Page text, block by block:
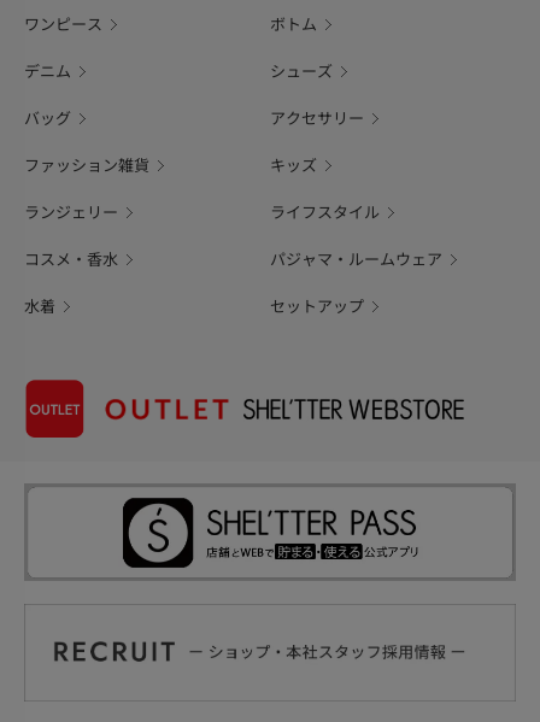
ワンピース ボトム
デニム シューズ
バッグ アクセサリー
ファッション雑貨 キッズ
ランジェリー ライフスタイル
コスメ・香水 パジャマ・ルームウェア
水着 セットアップ